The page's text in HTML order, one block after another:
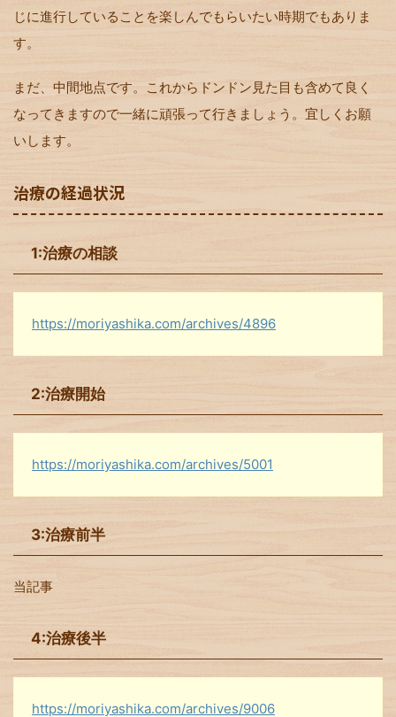
じに進行していることを楽しんでもらいたい時期でもありま
す。
まだ、中間地点です。これからドンドン見た目も含めて良く
なってきますので一緒に頑張って行きましょう。宜しくお願
いします。
治療の経過状況
1:治療の相談
https://moriyashika.com/archives/4896
2:治療開始
https://moriyashika.com/archives/5001
3:治療前半
当記事
4:治療後半
https://moriyashika.com/archives/9006